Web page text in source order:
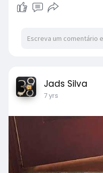
Jads Silva
7 yrs